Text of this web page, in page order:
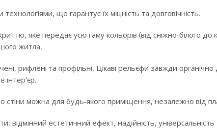
що гарантує їх міцність та довговічність.
яке передає усю гаму кольорів (від сніжно-білого до
житла.
рифлені та профільні. Цікаві рельєфи завжди
інтер'єр.
стіни можна для будь-якого приміщення, незалежно від
відмінний естетичний ефект, надійність, універсальність